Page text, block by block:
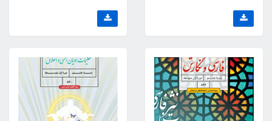
درخشان) - هشتم
هشتم